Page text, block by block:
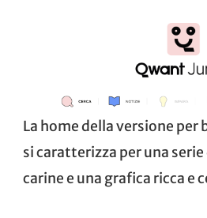
La home della versione per
si caratterizza per una
carine e una grafica ricca e